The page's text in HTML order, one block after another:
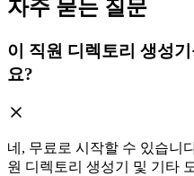
자주 묻는 질문
이 직원 디렉토리 생성
요?
네, 무료로 시작할 수 있습니
원 디렉토리 생성기 및 기타